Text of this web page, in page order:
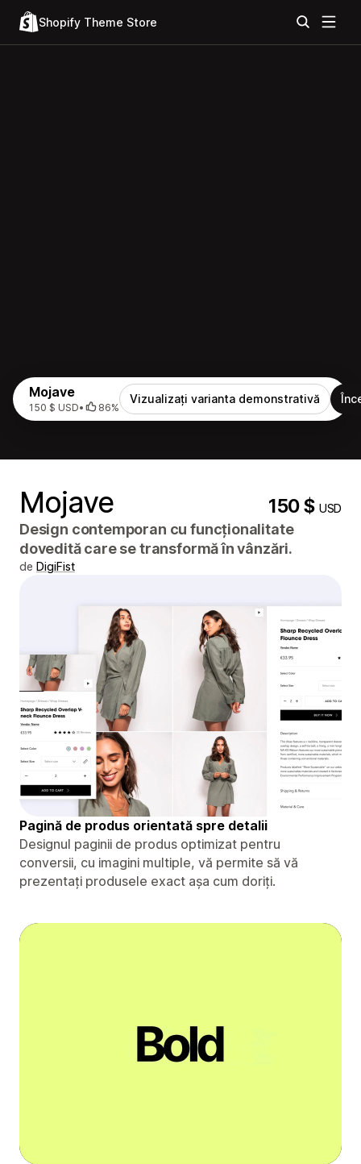
Shopify Theme Store
Mojave
150 $ USD• 86%
Vizualizați varianta demonstrativă
Mojave 150 $USD
Design contemporan cu funcționalitate
dovedită care se transformă în vânzări.
de DigiFist
Pagină de produs orientată spre detalii
Designul paginii de produs optimizat pentru
conversii, cu imagini multiple, vă permite să vă
prezentați produsele exact așa cum doriți.